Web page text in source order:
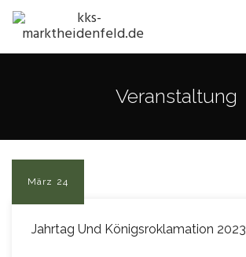
Veranstaltung
März 24
Jahrtag Und Königsroklamation 2023